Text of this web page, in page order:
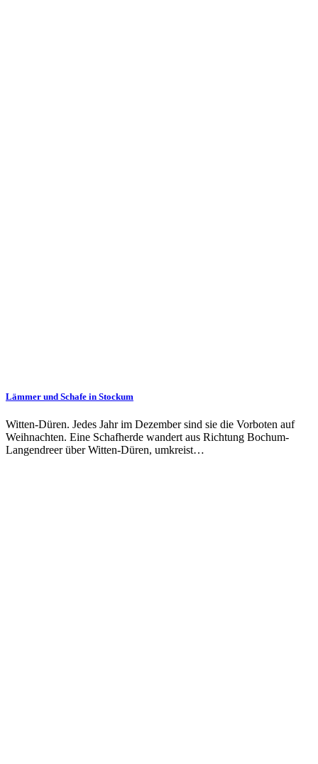
Lämmer und Schafe in Stockum
Witten-Düren. Jedes Jahr im Dezember sind sie die Vorboten auf
Weihnachten. Eine Schafherde wandert aus Richtung Bochum-
Langendreer über Witten-Düren, umkreist…